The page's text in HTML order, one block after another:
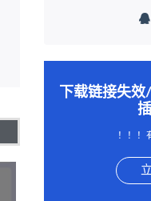
下载链接失
！！！